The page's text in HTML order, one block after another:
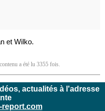
et Wilko.
contenu a été lu 3355 fois.
actualités à l'adresse